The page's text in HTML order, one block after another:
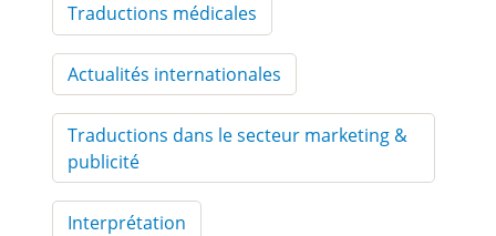
Traductions médicales
Actualités internationales
Traductions dans le secteur marketing &
publicité
Interprétation